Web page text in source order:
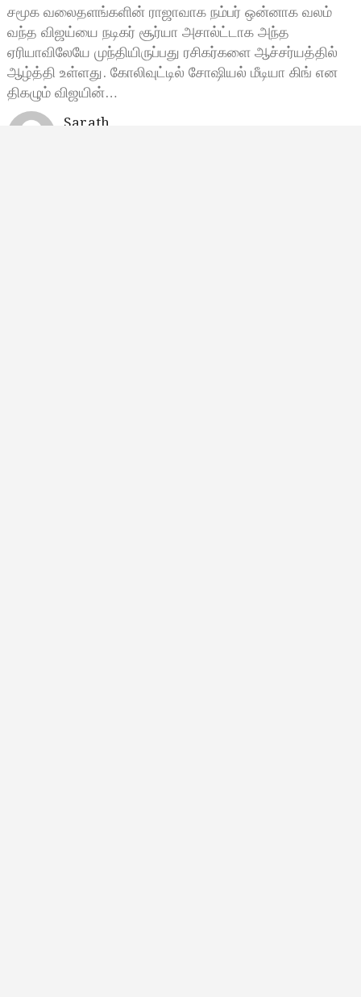
சமூக வலைதளங்களின் ராஜாவாக நம்பர் ஒன்னாக வலம்
வந்த விஜய்யை நடிகர் சூர்யா அசால்ட்டாக அந்த
ஏரியாவிலேயே முந்தியிருப்பது ரசிகர்களை ஆச்சர்யத்தில்
ஆழ்த்தி உள்ளது. கோலிவுட்டில் சோஷியல் மீடியா கிங் என
திகழும் விஜயின்…
Sarath